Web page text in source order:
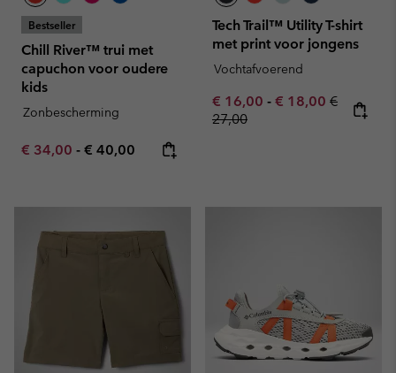
Bestseller
Chill River™ trui met
capuchon voor oudere
kids
Zonbescherming
Minimum sale price:
€ 34,00 - Maximum price:
€ 40,00
Tech Trail™ Utility T-shirt
met print voor jongens
Vochtafvoerend
Minimum sale price:
€ 16,00 - Maximum sale
€ 18,00 Regular
€
27,00